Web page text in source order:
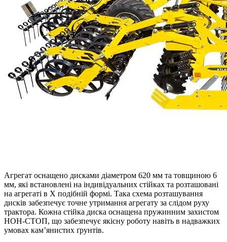
Агрегат оснащено дисками діаметром 620 мм та товщиною 6
мм, які встановлені на індивідуальних стійках та розташовані
на агрегаті в Х подібній формі. Така схема розташування
дисків забезпечує точне утримання агрегату за слідом руху
трактора. Кожна стійка диска оснащена пружинним захистом
НОН-СТОП, що забезпечує якісну роботу навіть в надважких
умовах кам’янистих ґрунтів.